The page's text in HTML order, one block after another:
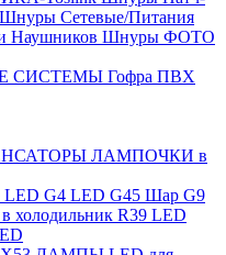
Шнуры Сетевые/Питания
Наушников Шнуры ФОТО
СИСТЕМЫ Гофра ПВХ
ЛАМПОЧКИ в
LED G4 LED G45 Шар G9
холодильник R39 LED